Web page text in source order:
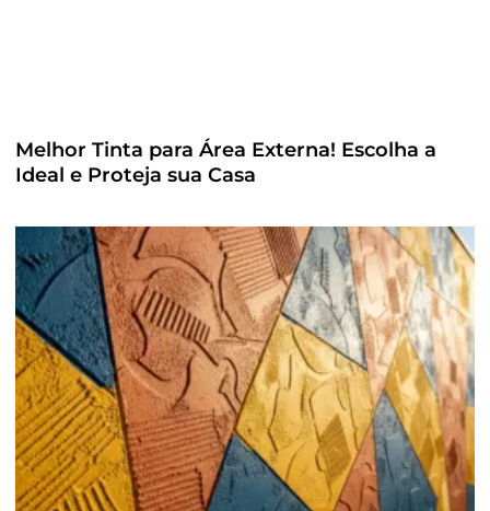
Melhor Tinta para Área Externa! Escolha a
Ideal e Proteja sua Casa